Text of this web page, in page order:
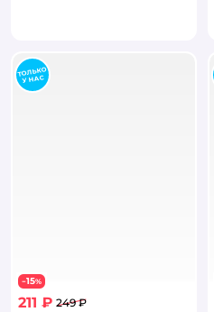
−15%
211 ₽ 249 ₽